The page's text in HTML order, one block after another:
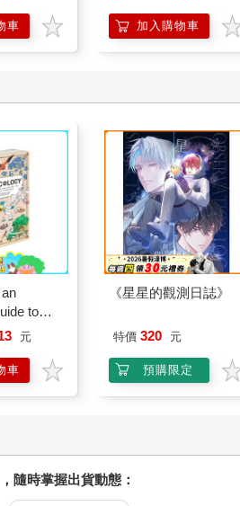
37個科
車 加入購物車
to
元
車
《星星的觀測日誌》
特價 320 元
預購限定
隨時掌握出貨動態：